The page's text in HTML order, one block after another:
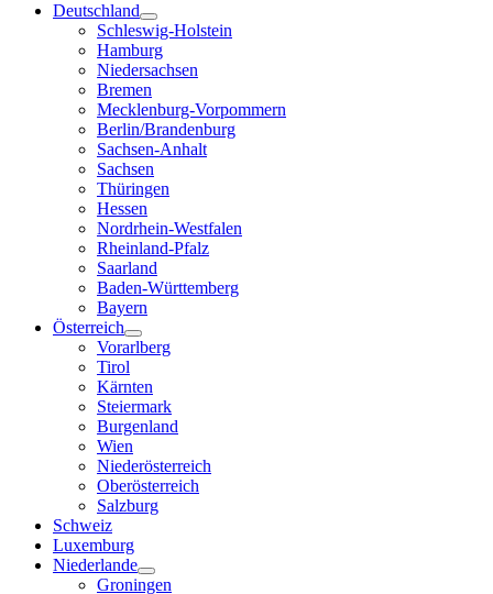
Deutschland
Schleswig-Holstein
Hamburg
Niedersachsen
Bremen
Mecklenburg-Vorpommern
Berlin/Brandenburg
Sachsen-Anhalt
Sachsen
Thüringen
Hessen
Nordrhein-Westfalen
Rheinland-Pfalz
Saarland
Baden-Württemberg
Bayern
Österreich
Vorarlberg
Tirol
Kärnten
Steiermark
Burgenland
Wien
Niederösterreich
Oberösterreich
Salzburg
Schweiz
Luxemburg
Niederlande
Groningen